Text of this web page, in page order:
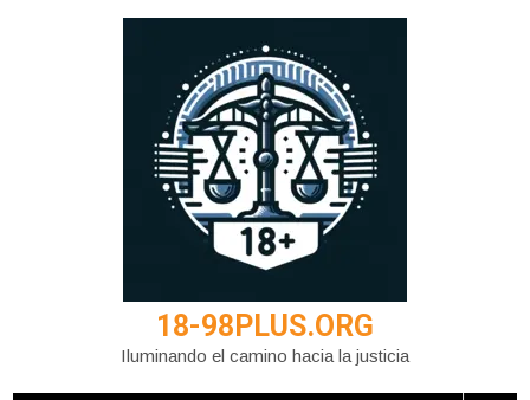
18-98PLUS.ORG
Iluminando el camino hacia la justicia